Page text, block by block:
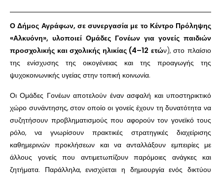
Ο Δήμος Αγράφων, σε συνεργασία με το Κέντρο Πρόληψης
«Αλκυόνη», υλοποιεί Ομάδες Γονέων για γονείς παιδιών
προσχολικής και σχολικής ηλικίας (4–12 ετών), στο πλαίσιο
της ενίσχυσης της οικογένειας και της προαγωγής της
ψυχοκοινωνικής υγείας στην τοπική κοινωνία.
Οι Ομάδες Γονέων αποτελούν έναν ασφαλή και υποστηρικτικό
χώρο συνάντησης, στον οποίο οι γονείς έχουν τη δυνατότητα να
συζητήσουν προβληματισμούς που αφορούν τον γονεϊκό τους
ρόλο, να γνωρίσουν πρακτικές στρατηγικές διαχείρισης
καθημερινών προκλήσεων και να ανταλλάξουν εμπειρίες με
άλλους γονείς που αντιμετωπίζουν παρόμοιες ανάγκες και
ζητήματα. Παράλληλα, ενισχύεται η δημιουργία ενός δικτύου